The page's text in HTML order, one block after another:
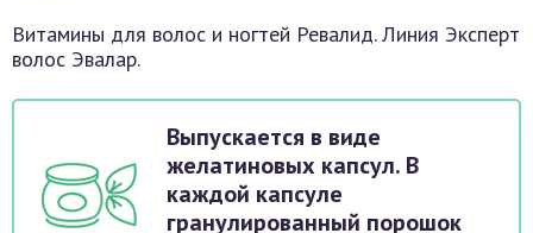
Витамины для волос и ногтей Ревалид. Линия Эксперт
волос Эвалар.
Выпускается в виде
желатиновых капсул. В
каждой капсуле
гранулированный порошок